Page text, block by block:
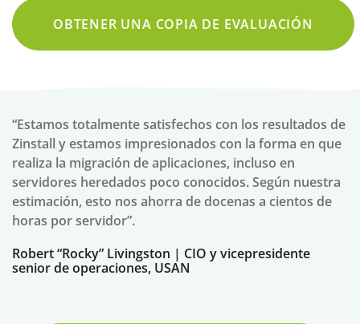
OBTENER UNA COPIA DE EVALUACIÓN
“Estamos totalmente satisfechos con los resultados de
Zinstall y estamos impresionados con la forma en que
realiza la migración de aplicaciones, incluso en
servidores heredados poco conocidos. Según nuestra
estimación, esto nos ahorra de docenas a cientos de
horas por servidor”.
Robert “Rocky” Livingston | CIO y vicepresidente
senior de operaciones, USAN